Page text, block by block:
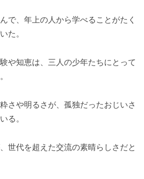
で、年上の人から学べることがたく
た。
や知恵は、三人の少年たちにとって
さや明るさが、孤独だったおじいさ
る。
世代を超えた交流の素晴らしさだと